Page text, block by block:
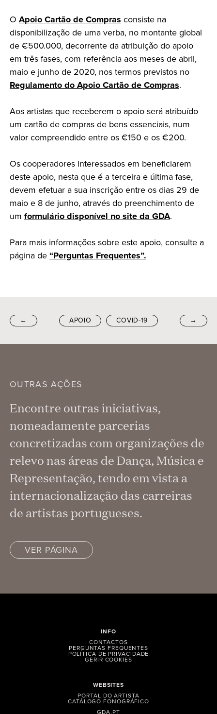
O Apoio Cartão de Compras consiste na
disponibilização de uma verba, no montante global
de €500.000, decorrente da atribuição do apoio
em três fases, com referência aos meses de abril,
maio e junho de 2020, nos termos previstos no
Regulamento do Apoio Cartão de Compras.
Aos artistas que receberem o apoio será atribuído
um cartão de compras de bens essenciais, num
valor compreendido entre os €150 e os €200.
Os cooperadores interessados em beneficiarem
deste apoio, nesta que é a terceira e última fase,
devem efetuar a sua inscrição entre os dias 29 de
maio e 8 de junho, através do preenchimento de
um formulário disponível no site da GDA.
Para mais informações sobre este apoio, consulte a
página de“Perguntas Frequentes”.
← APOIO COVID-19 →
OUTRAS AÇÕES
Encontre outras iniciativas,
nomeadamente parcerias
concretizadas com organizações de
relevo nas áreas de Dança, Música e
Representação, tendo em vista a
internacionalização das carreiras
de artistas portugueses.
VER PÁGINA
WEBSITES
PORTAL DO ARTISTA
CATÁLOGO FONOGRÁFICO
GDA.PT
INFO
CONTACTOS
PERGUNTAS FREQUENTES
POLÍTICA DE PRIVACIDADE
GERIR COOKIES